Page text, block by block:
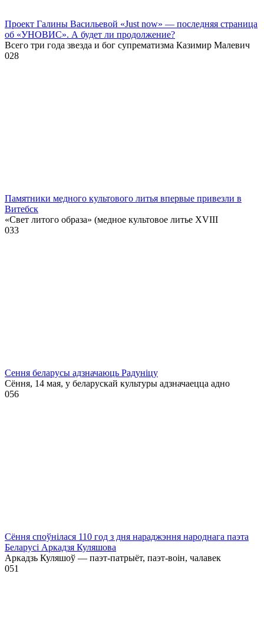
Проект Галины Васильевой «Just now» — последняя страница
об «УНОВИС». А будет ли продолжение?
Всего три года звезда и бог супрематизма Казимир Малевич
028
Памятники медного культового литья впервые привезли в
Витебск
«Свет литого образа» (медное культовое литье XVIII
033
Сення беларусы адзначаюць Радуніцу
Сёння, 14 мая, у беларускай культуры адзначаецца адно
056
Сёння споўнілася 110 год з дня нараджэння народнага паэта
Беларусі Аркадзя Куляшова
Аркадзь Куляшоў — паэт-патрыёт, паэт-воін, чалавек
051